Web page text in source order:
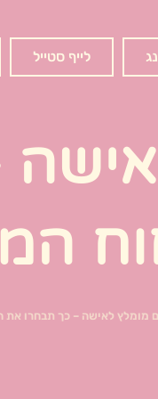
לייף סטייל
מומלץ לאישה – כך תבחרו את